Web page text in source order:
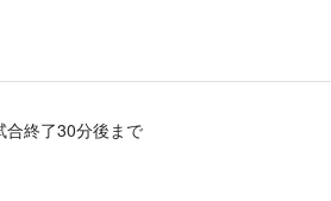
合終了30分後まで